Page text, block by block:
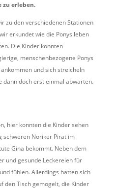
zu erleben.
zu den verschiedenen Stationen
erkundet wie die Ponys leben
Die Kinder konnten
menschenbezogene Ponys
und sich streicheln
dann doch erst einmal abwarten.
hier konnten die Kinder sehen
schweren Noriker Pirat im
Gina bekommt. Neben dem
und gesunde Leckereien für
fühlen. Allerdings hatten sich
den Tisch gemogelt, die Kinder